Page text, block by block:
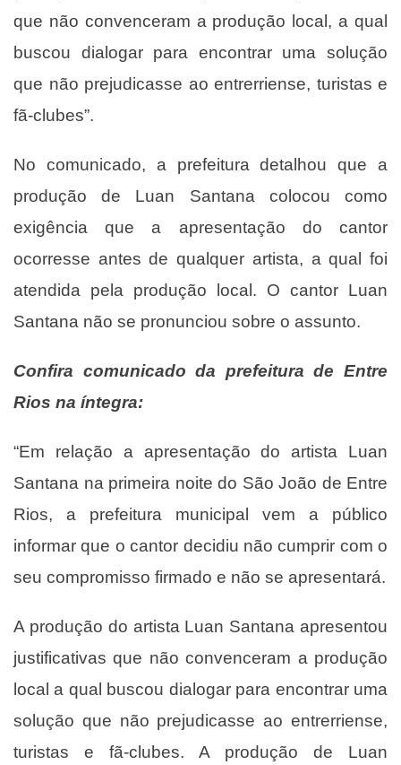
que não convenceram a produção local, a qual
buscou dialogar para encontrar uma solução
que não prejudicasse ao entrerriense, turistas e
fã-clubes”.
No comunicado, a prefeitura detalhou que a
produção de Luan Santana colocou como
exigência que a apresentação do cantor
ocorresse antes de qualquer artista, a qual foi
atendida pela produção local. O cantor Luan
Santana não se pronunciou sobre o assunto.
Confira comunicado da prefeitura de Entre
Rios na íntegra:
“Em relação a apresentação do artista Luan
Santana na primeira noite do São João de Entre
Rios, a prefeitura municipal vem a público
informar que o cantor decidiu não cumprir com o
seu compromisso firmado e não se apresentará.
A produção do artista Luan Santana apresentou
justificativas que não convenceram a produção
local a qual buscou dialogar para encontrar uma
solução que não prejudicasse ao entrerriense,
turistas e fã-clubes. A produção de Luan